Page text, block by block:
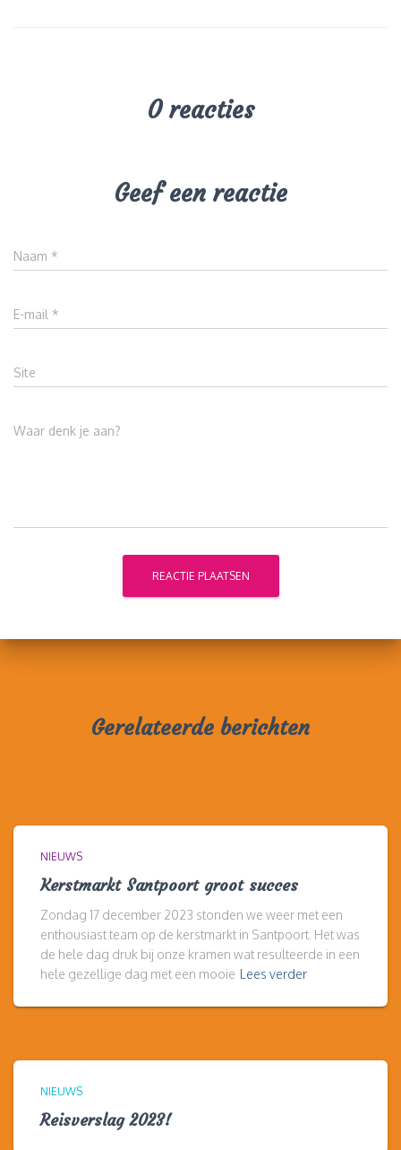
0 reacties
Geef een reactie
Naam *
E-mail *
Site
Waar denk je aan?
Gerelateerde berichten
NIEUWS
Kerstmarkt Santpoort groot succes
Zondag 17 december 2023 stonden we weer met een
enthousiast team op de kerstmarkt in Santpoort. Het was
de hele dag druk bij onze kramen wat resulteerde in een
hele gezellige dag met een mooie Lees verder
NIEUWS
Reisverslag 2023!